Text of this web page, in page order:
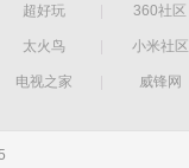
超好玩 | 360社区
太火鸟 | 小米社区
电视之家 | 威锋网